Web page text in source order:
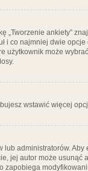
„Tworzenie ankiety”
i co najmniej dwie
może
wstawić więcej
administratorów.
jej autor może
zapobiega